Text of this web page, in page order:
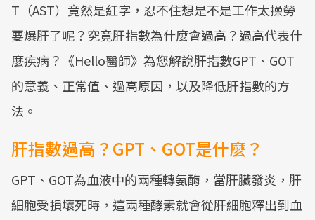
T（AST）竟然是紅字，忍不住想是不是工作太操勞
要爆肝了呢？究竟肝指數為什麼會過高？過高代表什
麼疾病？《Hello醫師》為您解說肝指數GPT、GOT
的意義、正常值、過高原因，以及降低肝指數的方
法。
肝指數過高？GPT、GOT是什麼？
GPT、GOT為血液中的兩種轉氨酶，當肝臟發炎，肝
細胞受損壞死時，這兩種酵素就會從肝細胞釋出到血